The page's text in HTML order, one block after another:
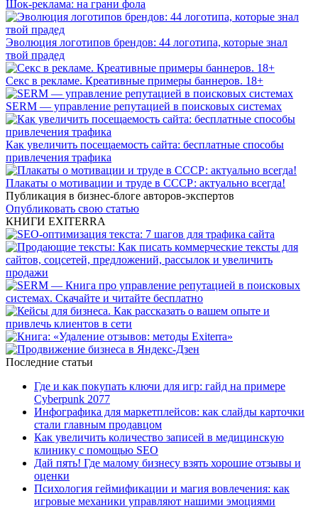
Шок-реклама: на грани фола
Эволюция логотипов брендов: 44 логотипа, которые знал
твой прадед
Секс в рекламе. Креативные примеры баннеров. 18+
SERM — управление репутацией в поисковых системах
Как увеличить посещаемость сайта: бесплатные способы
привлечения трафика
Плакаты о мотивации и труде в СССР: актуально всегда!
Публикация в бизнес-блоге авторов-экспертов
Опубликовать свою статью
КНИГИ EXITERRA
Последние статьи
Где и как покупать ключи для игр: гайд на примере
Cyberpunk 2077
Инфографика для маркетплейсов: как слайды карточки
стали главным продавцом
Как увеличить количество записей в медицинскую
клинику с помощью SEO
Дай пять! Где малому бизнесу взять хорошие отзывы и
оценки
Психология геймификации и магия вовлечения: как
игровые механики управляют нашими эмоциями